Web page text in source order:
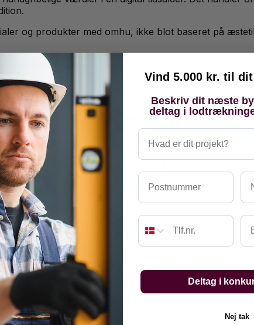
og produkter med omhu, ikke blot baseret på
her.
bolig
er de vigtigste materialetrends du kan anvende:
lydabsorberende og bæredygtigt
— mere organisk udtryk
autenticitet frem for perfektion
bæredygtigt twist
stoffer
stor forskel:
Vind 5.000 kr. til
Beskriv dit næste
deltag i
Hvad er dit projekt?
Postnummer
Deltag i
Nej tak